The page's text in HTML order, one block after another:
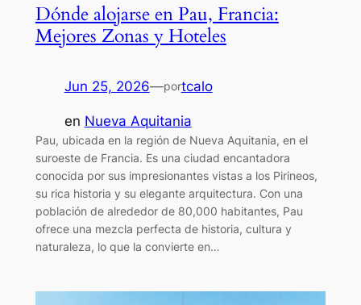
Dónde alojarse en Pau, Francia:
Mejores Zonas y Hoteles
Jun 25, 2026—portcalo
en Nueva Aquitania
Pau, ubicada en la región de Nueva Aquitania, en el
suroeste de Francia. Es una ciudad encantadora
conocida por sus impresionantes vistas a los Pirineos,
su rica historia y su elegante arquitectura. Con una
población de alrededor de 80,000 habitantes, Pau
ofrece una mezcla perfecta de historia, cultura y
naturaleza, lo que la convierte en…